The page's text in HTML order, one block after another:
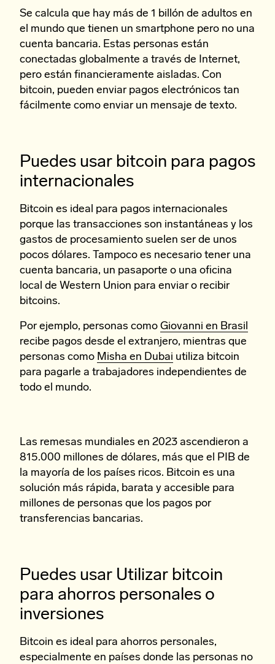
Se calcula que hay más de 1 billón de adultos en
el mundo que tienen un smartphone pero no una
cuenta bancaria. Estas personas están
conectadas globalmente a través de Internet,
pero están financieramente aisladas. Con
bitcoin, pueden enviar pagos electrónicos tan
fácilmente como enviar un mensaje de texto.
Puedes usar bitcoin para pagos
internacionales
Bitcoin es ideal para pagos internacionales
porque las transacciones son instantáneas y los
gastos de procesamiento suelen ser de unos
pocos dólares. Tampoco es necesario tener una
cuenta bancaria, un pasaporte o una oficina
local de Western Union para enviar o recibir
bitcoins.
Por ejemplo, personas como Giovanni en Brasil
recibe pagos desde el extranjero, mientras que
personas como Misha en Dubai utiliza bitcoin
para pagarle a trabajadores independientes de
todo el mundo.
Las remesas mundiales en 2023 ascendieron a
815.000 millones de dólares, más que el PIB de
la mayoría de los países ricos. Bitcoin es una
solución más rápida, barata y accesible para
millones de personas que los pagos por
transferencias bancarias.
Puedes usar Utilizar bitcoin
para ahorros personales o
inversiones
Bitcoin es ideal para ahorros personales,
especialmente en países donde las personas no